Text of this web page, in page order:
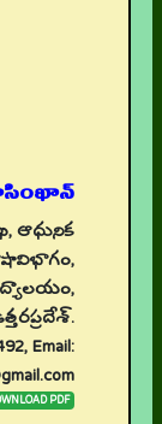
ఆధునిక
Email:
PDF